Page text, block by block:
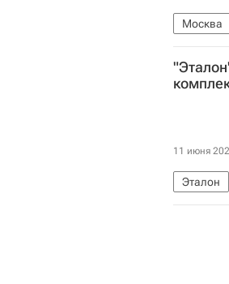
Москва
Ставки
11 июня
Эталон